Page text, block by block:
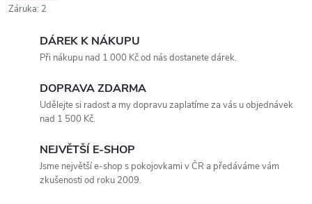
Záruka: 2
DÁREK K NÁKUPU
Při nákupu nad 1 000 Kč od nás dostanete dárek.
DOPRAVA ZDARMA
Udělejte si radost a my dopravu zaplatíme za vás u objednávek
nad 1 500 Kč.
NEJVĚTŠÍ E-SHOP
Jsme největší e-shop s pokojovkami v ČR a předáváme vám
zkušenosti od roku 2009.